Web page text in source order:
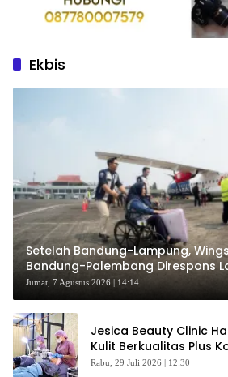
Ekbis
Setelah Bandung-Lampung,
Bandung-Palembang Direspons
Penumpang
Jumat, 7 Agustus 2026 | 14:14
Jesica Beauty Clinic
Kulit Berkualitas Plus
Rabu, 29 Juli 2026 | 12:30